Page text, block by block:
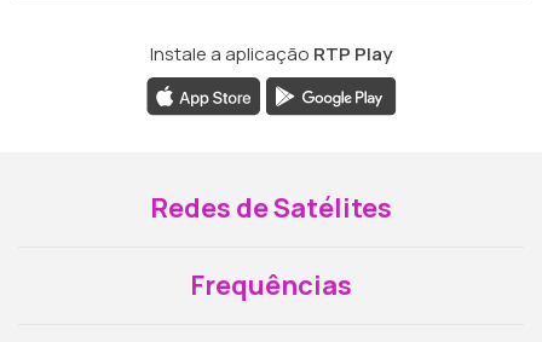
Instale a aplicação RTP Play
Redes de Satélites
Frequências